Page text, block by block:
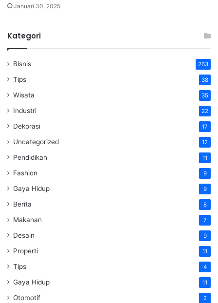
Januari 30, 2025
Kategori
Bisnis 263
Tips 38
Wisata 35
Industri 22
Dekorasi 17
Uncategorized 12
Pendidikan 11
Fashion 9
Gaya Hidup 9
Berita 8
Makanan 7
Desain 9
Properti 11
Tips 4
Gaya Hidup 11
Otomotif 2